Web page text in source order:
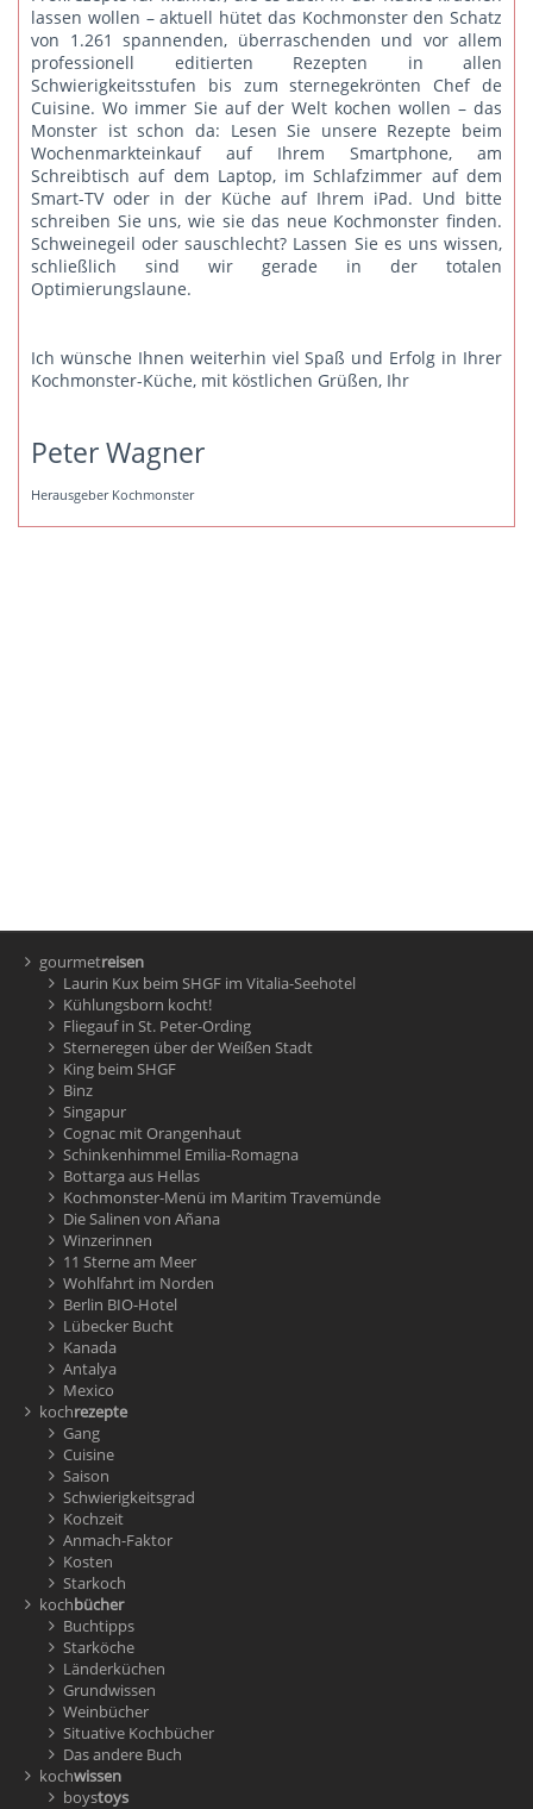
lassen wollen – aktuell hütet das Kochmonster den Schatz
von 1.261 spannenden, überraschenden und vor allem
professionell editierten Rezepten in allen
Schwierigkeitsstufen bis zum sternegekrönten Chef de
Cuisine. Wo immer Sie auf der Welt kochen wollen – das
Monster ist schon da: Lesen Sie unsere Rezepte beim
Wochenmarkteinkauf auf Ihrem Smartphone, am
Schreibtisch auf dem Laptop, im Schlafzimmer auf dem
Smart-TV oder in der Küche auf Ihrem iPad. Und bitte
schreiben Sie uns, wie sie das neue Kochmonster finden.
Schweinegeil oder sauschlecht? Lassen Sie es uns wissen,
schließlich sind wir gerade in der totalen
Optimierungslaune.
Ich wünsche Ihnen weiterhin viel Spaß und Erfolg in Ihrer
Kochmonster-Küche, mit köstlichen Grüßen, Ihr
Peter Wagner
Herausgeber Kochmonster
gourmetreisen
Laurin Kux beim SHGF im Vitalia-Seehotel
Kühlungsborn kocht!
Fliegauf in St. Peter-Ording
Sterneregen über der Weißen Stadt
King beim SHGF
Binz
Singapur
Cognac mit Orangenhaut
Schinkenhimmel Emilia-Romagna
Bottarga aus Hellas
Kochmonster-Menü im Maritim Travemünde
Die Salinen von Añana
Winzerinnen
11 Sterne am Meer
Wohlfahrt im Norden
Berlin BIO-Hotel
Lübecker Bucht
Kanada
Antalya
Mexico
kochrezepte
Gang
Cuisine
Saison
Schwierigkeitsgrad
Kochzeit
Anmach-Faktor
Kosten
Starkoch
kochbücher
Buchtipps
Starköche
Länderküchen
Grundwissen
Weinbücher
Situative Kochbücher
Das andere Buch
kochwissen
boystoys